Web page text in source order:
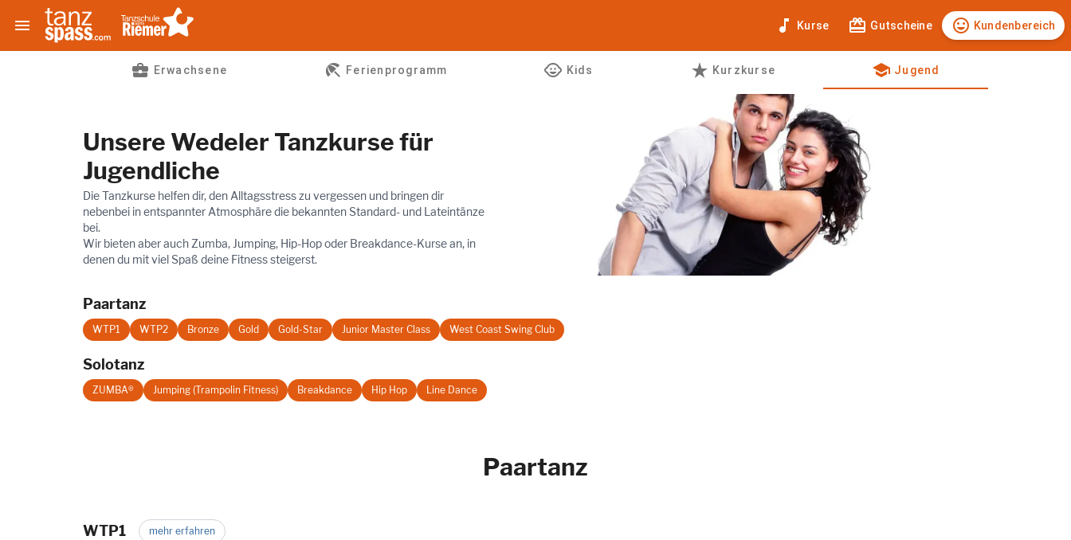
  Kurse  Gutscheine  Kundenbereich
business_center Erwachsene beach_access Ferienprogramm child_care Kids star_rate Kurzkurse school Jugend
Unsere Wedeler Tanzkurse für
Jugendliche
Die Tanzkurse helfen dir, den Alltagsstress zu vergessen und bringen dir
nebenbei in entspannter Atmosphäre die bekannten Standard- und Lateintänze
bei.
Wir bieten aber auch Zumba, Jumping, Hip-Hop oder Breakdance-Kurse an, in
denen du mit viel Spaß deine Fitness steigerst.
Paartanz
WTP1 WTP2 Bronze Gold Gold-Star Junior Master Class West Coast Swing Club
Solotanz
ZUMBA® Jumping (Trampolin Fitness) Breakdance Hip Hop Line Dance
Paartanz
WTP1 mehr erfahren